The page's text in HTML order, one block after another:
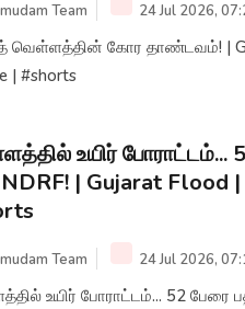
Team 24 Jul 2026,
வெள்ளத்தின் கோர தாண்டவம்! |
| #shorts
உயிர் போராட்டம்...
| Gujarat Flood |
Team 24 Jul 2026,
உயிர் போராட்டம்... 52 பேரை